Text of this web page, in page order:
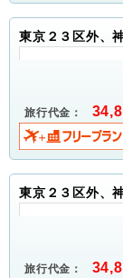
東京２３区外、
旅行代金：
東京２３区外、
旅行代金：